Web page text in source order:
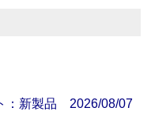
：新製品 2026/08/07